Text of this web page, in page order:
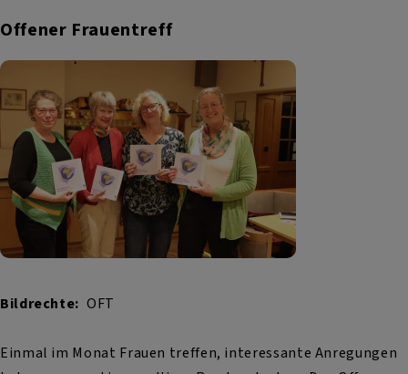
Offener Frauentreff
Bildrechte OFT
Einmal im Monat Frauen treffen, interessante Anregungen